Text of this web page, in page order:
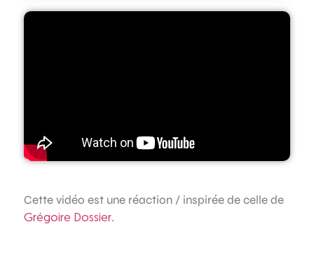
Cette vidéo est une réaction / inspirée de celle de
Grégoire Dossier.